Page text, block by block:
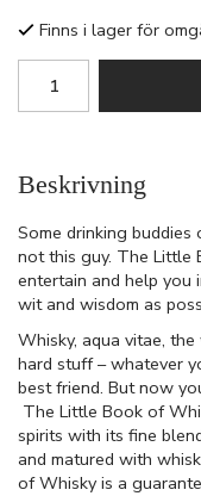
Finns i lager för
Beskrivning
Some drinking
not this guy. The Little
entertain and help you
wit and wisdom as
Whisky, aqua vitae,
hard stuff – whatever
best friend. But now
The Little Book of
spirits with its fine
and matured with
of Whisky is a